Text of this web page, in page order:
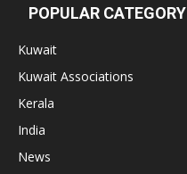
POPULAR CATEGORY
Kuwait
Kuwait Associations
Kerala
India
News